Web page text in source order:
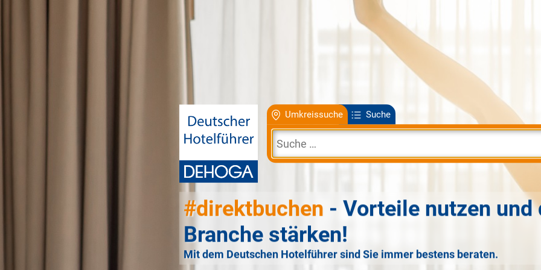
Umkreissuche Suche
#direktbuchen - Vorteile nutzen und
Branche stärken!
Mit dem Deutschen Hotelführer sind Sie immer bestens beraten.